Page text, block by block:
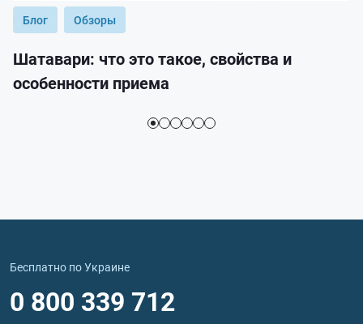
Блог Обзоры
Шатавари: что это такое, свойства и
особенности приема
Бесплатно по Украине
0 800 339 712